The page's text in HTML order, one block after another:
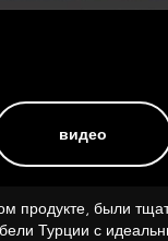
видео
продукте, были
Турции с